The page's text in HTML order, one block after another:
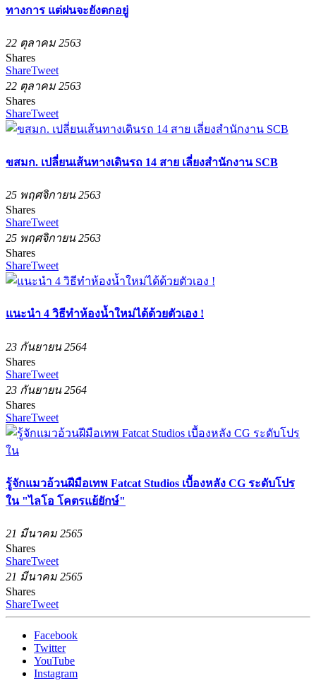
ทางการ แต่ฝนจะยังตกอยู่
22 ตุลาคม 2563
Shares
ShareTweet
22 ตุลาคม 2563
Shares
ShareTweet
ขสมก. เปลี่ยนเส้นทางเดินรถ 14 สาย เลี่ยงสำนักงาน SCB
25 พฤศจิกายน 2563
Shares
ShareTweet
25 พฤศจิกายน 2563
Shares
ShareTweet
แนะนำ 4 วิธีทำห้องน้ำใหม่ได้ด้วยตัวเอง !
23 กันยายน 2564
Shares
ShareTweet
23 กันยายน 2564
Shares
ShareTweet
รู้จักแมวอ้วนฝีมือเทพ Fatcat Studios เบื้องหลัง CG ระดับโปร
ใน "ไลโอ โคตรแย้ยักษ์"
21 มีนาคม 2565
Shares
ShareTweet
21 มีนาคม 2565
Shares
ShareTweet
Facebook
Twitter
YouTube
Instagram